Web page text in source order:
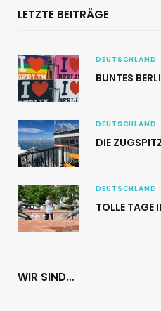
LETZTE BEITRÄGE
DEUTSCHLAND
BUNTES
DEUTSCHLAND
DIE
DEUTSCHLAND
TOLLE TAGE
WIR SIND…